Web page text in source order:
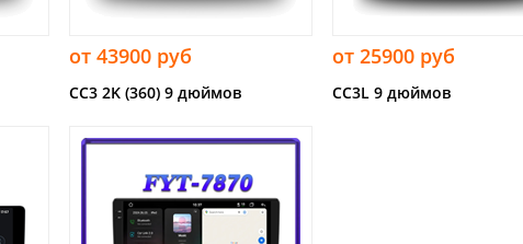
от 43900 руб
CC3 2K (360) 9 дюймов
от 25900 руб
CC3L 9 дюймов